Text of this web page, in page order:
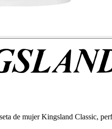
de mujer Kingsland Classic,